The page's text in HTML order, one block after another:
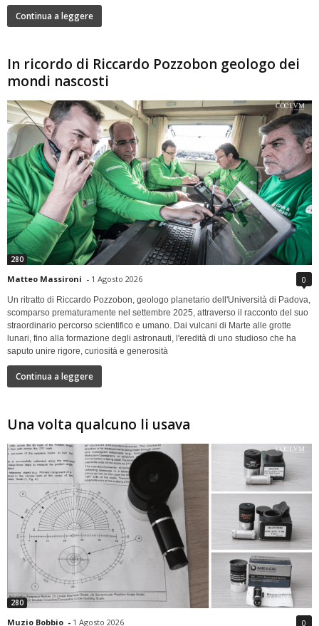
Continua a leggere
In ricordo di Riccardo Pozzobon geologo dei
mondi nascosti
280
Matteo Massironi - 1 Agosto 2026 0
Un ritratto di Riccardo Pozzobon, geologo planetario dell'Università di Padova,
scomparso prematuramente nel settembre 2025, attraverso il racconto del suo
straordinario percorso scientifico e umano. Dai vulcani di Marte alle grotte
lunari, fino alla formazione degli astronauti, l'eredità di uno studioso che ha
saputo unire rigore, curiosità e generosità
Continua a leggere
Una volta qualcuno li usava
280
Muzio Bobbio - 1 Agosto 2026 0